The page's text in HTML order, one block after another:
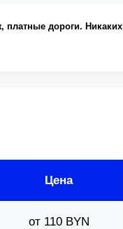
платные дороги. Никаких
Цена
от 110 BYN